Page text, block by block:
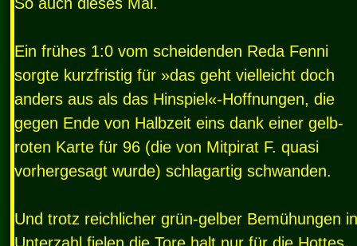
Ein frühes 1:0 vom scheidenden Reda Fenni
sorgte kurzfristig für »das geht vielleicht doch
anders aus als das Hinspiel«-Hoffnungen, die
gegen Ende von Halbzeit eins dank einer gelb-
roten Karte für 96 (die von Mitpirat F. quasi
vorhergesagt wurde) schlagartig schwanden.
Und trotz reichlicher grün-gelber Bemühungen in